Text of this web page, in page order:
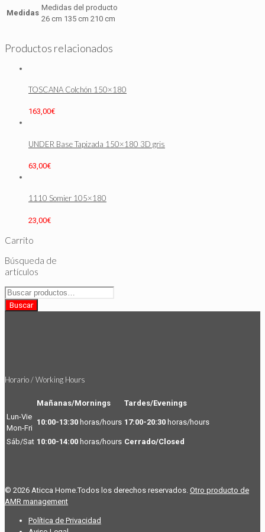
Medidas
Medidas del producto
26 cm 135 cm 210 cm
Productos relacionados
TOSCANA Colchón 150×180
163,00€
UNDER Base Tapizada 150×180 3D gris
63,00€
1110 Somier 105×180
23,00€
Carrito
Búsqueda de
artículos
Buscar
por:
Buscar
Horario / Working Hours
Mañanas/Mornings
Tardes/Evenings
Lun-Vie
Mon-Fri
10:00-13:30 horas/hours 17:00-20:30 horas/hours
Sáb/Sat 10:00-14:00 horas/hours Cerrado/Closed
© 2026 Aticca Home.Todos los derechos reservados. Otro producto de
AMR management
Política de Privacidad